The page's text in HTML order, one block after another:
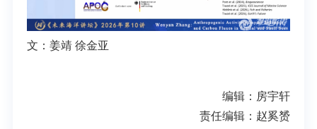
文：姜靖 徐金亚
编辑：房宇轩
责任编辑：赵奚赟